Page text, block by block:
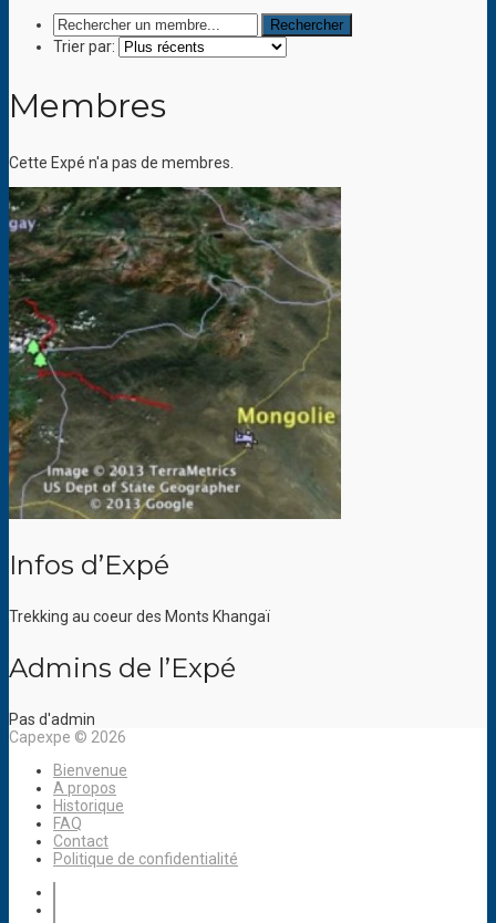
Trier par:
Membres
Cette Expé n'a pas de membres.
Infos d’Expé
Trekking au coeur des Monts Khangaï
Admins de l’Expé
Pas d'admin
Capexpe © 2026
Bienvenue
A propos
Historique
FAQ
Contact
Politique de confidentialité